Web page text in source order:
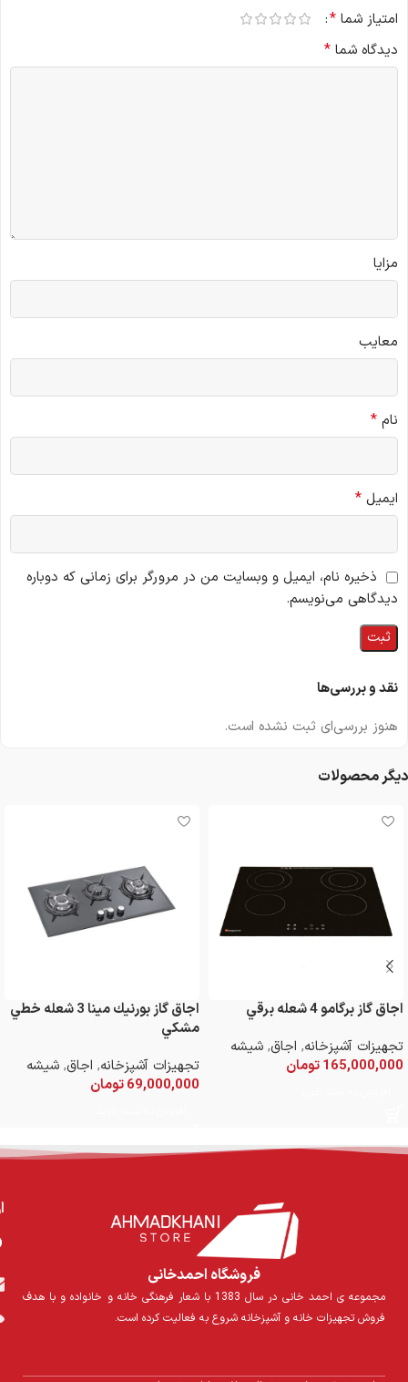
نقد و بررسی‌ها
هنوز بررسی‌ای ثبت نشده است.
امتیاز شما *
دیدگاه شما *
مزایا
معایب
نام *
ایمیل *
ذخیره نام، ایمیل و وبسایت من در مرورگر برای زمانی که دوباره
دیدگاهی می‌نویسم.
دیگر محصولات
اجاق گاز برگامو 4 شعله برقي
تجهیزات آشپزخانه, اجاق, شیشه
165,000,000تومان
اجاق گاز بورنيك مينا 3 شعله خطي
مشكي
تجهیزات آشپزخانه, اجاق, شیشه
69,000,000تومان
فروشگاه احمدخانی
مجموعه ی احمد خانی در سال 1383 با شعار فرهنگی خانه و خانواده و با هدف
فروش تجهیزات خانه و آشپزخانه شروع به فعالیت کرده است.